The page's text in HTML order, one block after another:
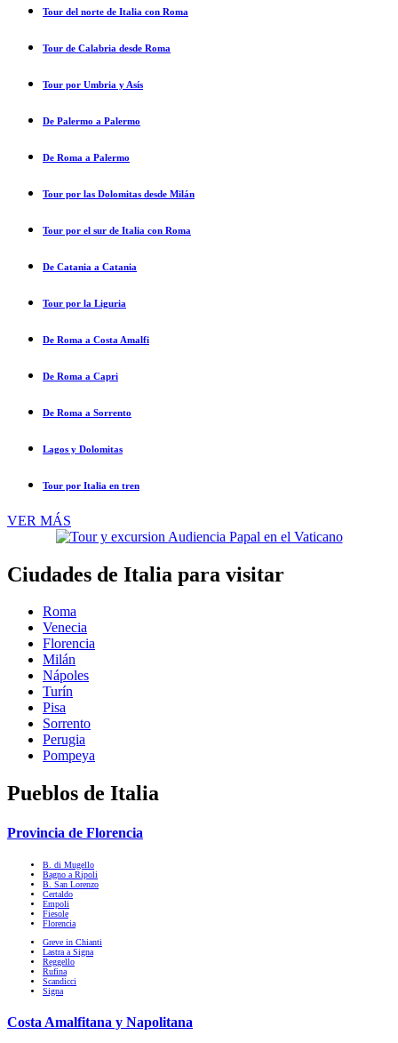
Tour del norte de Italia con Roma
Tour de Calabria desde Roma
Tour por Umbria y Asís
De Palermo a Palermo
De Roma a Palermo
Tour por las Dolomitas desde Milán
Tour por el sur de Italia con Roma
De Catania a Catania
Tour por la Liguria
De Roma a Costa Amalfi
De Roma a Capri
De Roma a Sorrento
Lagos y Dolomitas
Tour por Italia en tren
VER MÁS
Ciudades de Italia para visitar
Roma
Venecia
Florencia
Milán
Nápoles
Turín
Pisa
Sorrento
Perugia
Pompeya
Pueblos de Italia
Provincia de Florencia
B. di Mugello
Bagno a Ripoli
B. San Lorenzo
Certaldo
Empoli
Fiesole
Florencia
Greve in Chianti
Lastra a Signa
Reggello
Rufina
Scandicci
Signa
Costa Amalfitana y Napolitana